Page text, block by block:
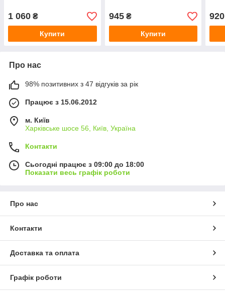
1 060 ₴
Купити
945₴
Купити
920
Про нас
98% позитивних з 47 відгуків за рік
Працює з 15.06.2012
м. Київ
Харківське шосе 56, Київ, Україна
Контакти
Сьогодні працює з 09:00 до 18:00
Показати весь графік роботи
Про нас
Контакти
Доставка та оплата
Графік роботи